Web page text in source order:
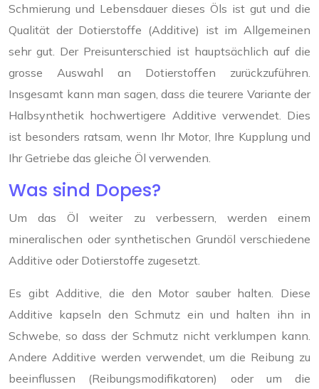
Schmierung und Lebensdauer dieses Öls ist gut und die
Qualität der Dotierstoffe (Additive) ist im Allgemeinen
sehr gut. Der Preisunterschied ist hauptsächlich auf die
grosse Auswahl an Dotierstoffen zurückzuführen.
Insgesamt kann man sagen, dass die teurere Variante der
Halbsynthetik hochwertigere Additive verwendet. Dies
ist besonders ratsam, wenn Ihr Motor, Ihre Kupplung und
Ihr Getriebe das gleiche Öl verwenden.
Was sind Dopes?
Um das Öl weiter zu verbessern, werden einem
mineralischen oder synthetischen Grundöl verschiedene
Additive oder Dotierstoffe zugesetzt.
Es gibt Additive, die den Motor sauber halten. Diese
Additive kapseln den Schmutz ein und halten ihn in
Schwebe, so dass der Schmutz nicht verklumpen kann.
Andere Additive werden verwendet, um die Reibung zu
beeinflussen (Reibungsmodifikatoren) oder um die